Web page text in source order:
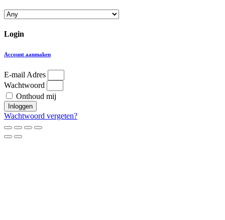
Login
Account aanmaken
E-mail Adres
Wachtwoord
Onthoud mij
Inloggen
Wachtwoord vergeten?